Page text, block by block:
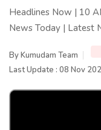
Headlines Now | 10
News Today | Latest
ByKumudam Team
Last Update : 08 Nov